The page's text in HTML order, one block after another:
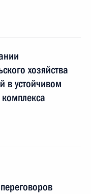
хозяйства
в устойчивом